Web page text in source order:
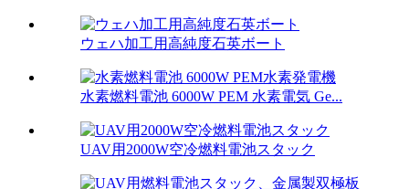
ウェハ加工用高純度石英ボート
水素燃料電池 6000W PEM 水素電気 Ge...
UAV用2000W空冷燃料電池スタック